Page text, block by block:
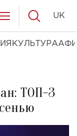
КУЛЬТУРА
UK
ТОП-3